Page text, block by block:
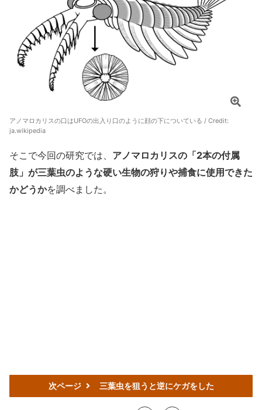
アノマロカリスの口はUFOの出入り口のように顔の下についている / Credit:
ja.wikipedia
そこで今回の研究では、 アノマロカリスの「2本の付属
肢」が三葉虫のような硬い生物の狩りや捕食に使用できた
かどうかを調べました。
次ページ 三葉虫を狙うと逆にケガをした